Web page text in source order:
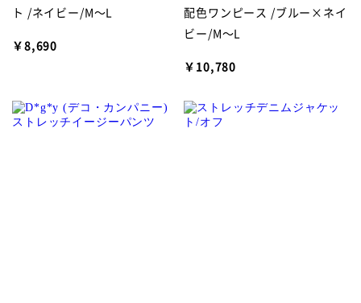
ト /ネイビー/M～L
￥8,690
配色ワンピース /ブルー×ネイ
ビー/M～L
￥10,780